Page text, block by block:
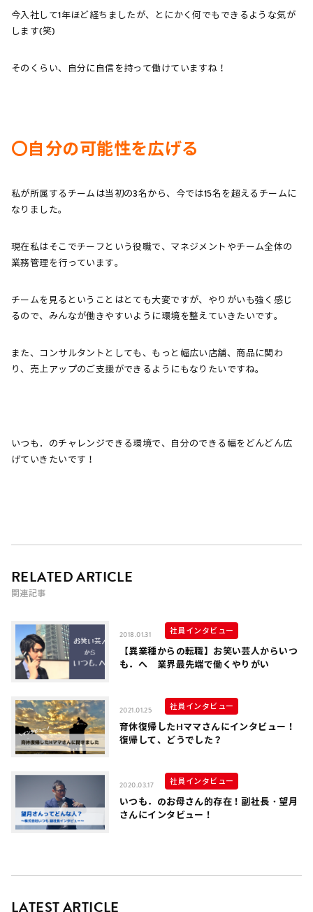
今入社して1年ほど経ちましたが、とにかく何でもできるような気が
します(笑)
そのくらい、自分に自信を持って働けていますね！
〇自分の可能性を広げる
私が所属するチームは当初の3名から、今では15名を超えるチームに
なりました。
現在私はそこでチーフという役職で、マネジメントやチーム全体の
業務管理を行っています。
チームを見るということはとても大変ですが、やりがいも強く感じ
るので、みんなが働きやすいように環境を整えていきたいです。
また、コンサルタントとしても、もっと幅広い店舗、商品に関わ
り、売上アップのご支援ができるようにもなりたいですね。
いつも．のチャレンジできる環境で、自分のできる幅をどんどん広
げていきたいです！
RELATED ARTICLE
関連記事
2018.01.31 社員インタビュー
【異業種からの転職】お笑い芸人からいつ
も．へ 業界最先端で働くやりがい
2021.01.25 社員インタビュー
育休復帰したHママさんにインタビュー！
復帰して、どうでした？
2020.03.17 社員インタビュー
いつも．のお母さん的存在！副社長・望月
さんにインタビュー！
LATEST ARTICLE